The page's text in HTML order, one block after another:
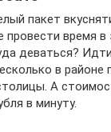
пакет
провести время в
деваться?
в районе
А
в минуту.